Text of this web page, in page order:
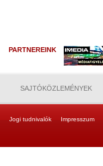
PARTNEREINK
SAJTÓKÖZLEMÉNYEK
Jogi tudnivalók Impresszum